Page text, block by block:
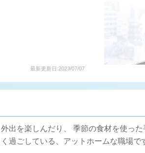
最新更新日:2023/07/07
を楽しんだり、 季節の食材を使っ
過ごしている、アットホームな職場で